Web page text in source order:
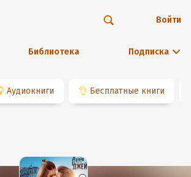
Библиотека Подписка
Войти
Аудиокниги 👌 Бесплатные книги